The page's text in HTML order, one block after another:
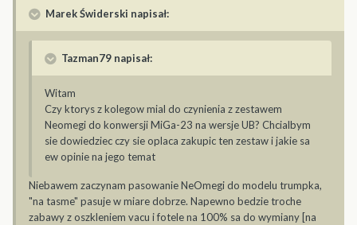
Marek Świderski napisał:
Tazman79 napisał:
Witam
Czy ktorys z kolegow mial do czynienia z zestawem
Neomegi do konwersji MiGa-23 na wersje UB? Chcialbym
sie dowiedziec czy sie oplaca zakupic ten zestaw i jakie sa
ew opinie na jego temat
Niebawem zaczynam pasowanie NeOmegi do modelu trumpka,
"na tasme" pasuje w miare dobrze. Napewno bedzie troche
zabawy z oszkleniem vacu i fotele na 100% sa do wymiany [na